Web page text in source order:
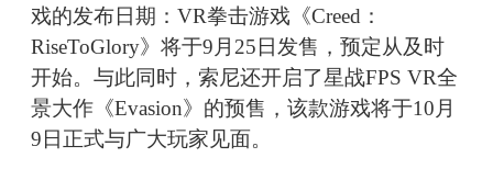
戏的发布日期：VR拳击游戏《Creed：
RiseToGlory》将于9月25日发售，预定从及时
开始。与此同时，索尼还开启了星战FPS VR全
景大作《Evasion》的预售，该款游戏将于10月
9日正式与广大玩家见面。